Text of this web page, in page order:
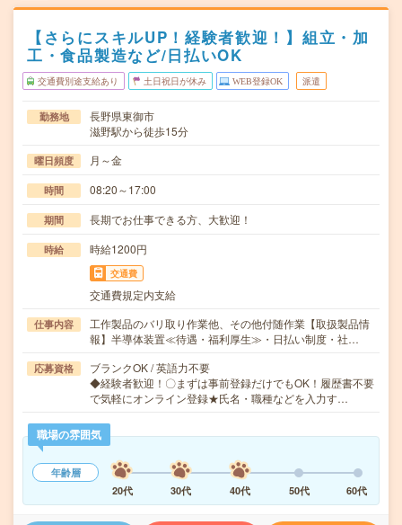
【さらにスキルUP！経験者歓迎！】組立・加
工・食品製造など/日払いOK
交通費別途支給あり 土日祝日が休み WEB登録OK 派遣
勤務地
長野県東御市
滋野駅から徒歩15分
曜日頻度 月～金
時間 08:20～17:00
期間 長期でお仕事できる方、大歓迎！
時給 時給1200円
交通費
交通費規定内支給
仕事内容
工作製品のバリ取り作業他、その他付随作業【取扱製品情
報】半導体装置≪待遇・福利厚生≫・日払い制度・社…
応募資格
ブランクOK / 英語力不要
◆経験者歓迎！〇まずは事前登録だけでもOK！履歴書不要
で気軽にオンライン登録★氏名・職種などを入力す…
職場の雰囲気
年齢層
20代
30代 40代 50代 60代